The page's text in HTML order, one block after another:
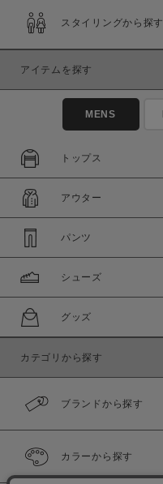
スタイリングから探す
アイテムを探す
MENS
トップス
アウター
パンツ
シューズ
グッズ
カテゴリから探す
ブランドから探す
カラーから探す